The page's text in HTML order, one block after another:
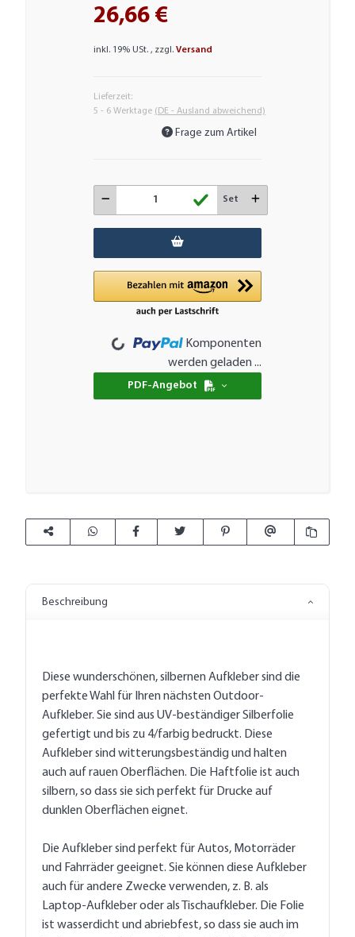
26,66 €
inkl. 19% USt. , zzgl.Versand
Lieferzeit:
5 - 6 Werktage (DE - Ausland abweichend)
Frage zum Artikel
Set
Komponenten
werden geladen ...
PDF-Angebot
Beschreibung
Diese wunderschönen, silbernen Aufkleber sind die
perfekte Wahl für Ihren nächsten Outdoor-
Aufkleber. Sie sind aus UV-beständiger Silberfolie
gefertigt und bis zu 4/farbig bedruckt. Diese
Aufkleber sind witterungsbeständig und halten
auch auf rauen Oberflächen. Die Haftfolie ist auch
silbern, so dass sie sich perfekt für Drucke auf
dunklen Oberflächen eignet.
Die Aufkleber sind perfekt für Autos, Motorräder
und Fahrräder geeignet. Sie können diese Aufkleber
auch für andere Zwecke verwenden, z. B. als
Laptop-Aufkleber oder als Tischaufkleber. Die Folie
ist wasserdicht und abriebfest, so dass sie auch im